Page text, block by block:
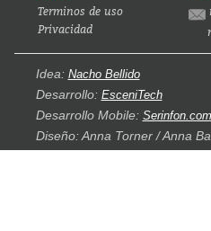
Terminos de uso
Privacidad
Idea: Nacho Bellido
Desarrollo: EsceniTech
Desarrollo Mobile: Serinfon.com
Diseño: Anna Torner / Anna